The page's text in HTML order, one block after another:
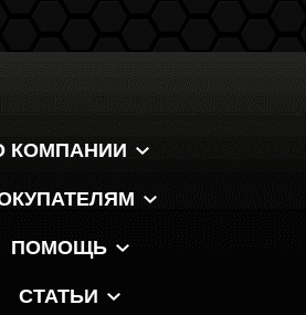
КОМПАНИИ
ПОМОЩЬ
СТАТЬИ